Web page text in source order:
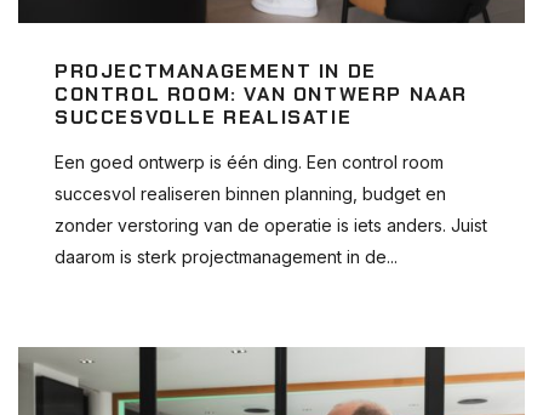
PROJECTMANAGEMENT IN DE
CONTROL ROOM: VAN ONTWERP NAAR
SUCCESVOLLE REALISATIE
Een goed ontwerp is één ding. Een control room
succesvol realiseren binnen planning, budget en
zonder verstoring van de operatie is iets anders. Juist
daarom is sterk projectmanagement in de...